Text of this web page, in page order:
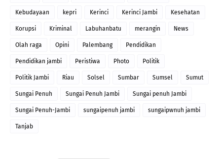
Kebudayaan kepri Kerinci Kerinci Jambi Kesehatan
Korupsi Kriminal Labuhanbatu merangin News
Olah raga Opini Palembang Pendidikan
Pendidikan jambi Peristiwa Photo Politik
Politik Jambi Riau Solsel Sumbar Sumsel Sumut
Sungai Penuh Sungai Penuh Jambi Sungai penuh Jambi
Sungai Penuh-Jambi sungaipenuh jambi sungaipwnuh jambi
Tanjab